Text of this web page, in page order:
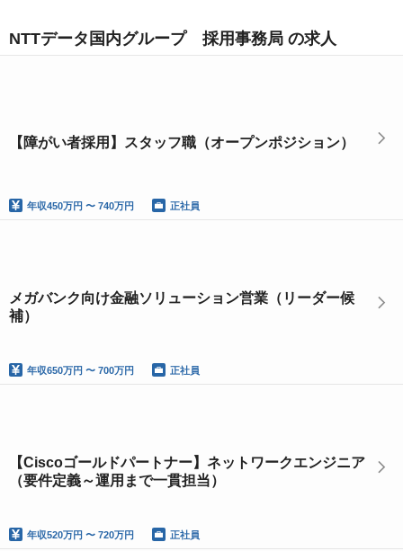
NTTデータ国内グループ 採用事務局 の求人
【障がい者採用】スタッフ職（オープンポジション）
年収450万円 〜 740万円 正社員
メガバンク向け金融ソリューション営業（リーダー候
補）
年収650万円 〜 700万円 正社員
【Ciscoゴールドパートナー】ネットワークエンジニア
（要件定義～運用まで一貫担当）
年収520万円 〜 720万円 正社員